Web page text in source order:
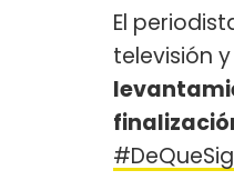
El
televisión